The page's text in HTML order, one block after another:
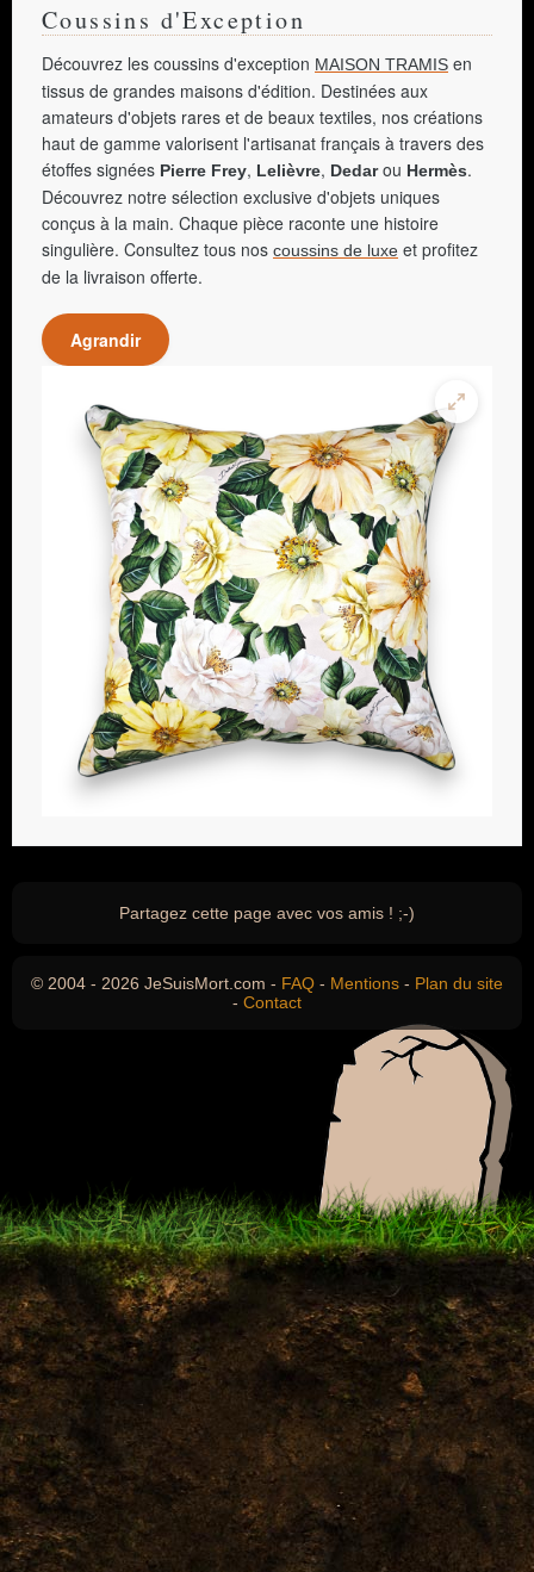
Coussins d'Exception
Découvrez les coussins d'exception MAISON TRAMIS en
tissus de grandes maisons d'édition. Destinées aux
amateurs d'objets rares et de beaux textiles, nos créations
haut de gamme valorisent l'artisanat français à travers des
étoffes signées Pierre Frey, Lelièvre, Dedarou Hermès.
Découvrez notre sélection exclusive d'objets uniques
conçus à la main. Chaque pièce raconte une histoire
singulière. Consultez tous nos coussins de luxe et profitez
de la livraison offerte.
Agrandir
Partagez cette page avec vos amis ! ;-)
© 2004 - 2026 JeSuisMort.com - FAQ - Mentions - Plan du site
- Contact